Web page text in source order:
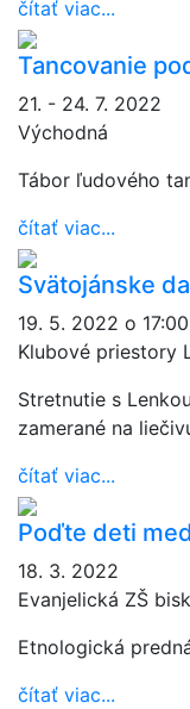
čítať viac...
Tancovanie
21. - 24. 7. 2022
Východná
Tábor ľudového
čítať viac...
Svätojánske
19. 5. 2022 o
Klubové priestory
Stretnutie s
zamerané na
čítať viac...
Poďte deti
18. 3. 2022
Evanjelická ZŠ
Etnologická
čítať viac...